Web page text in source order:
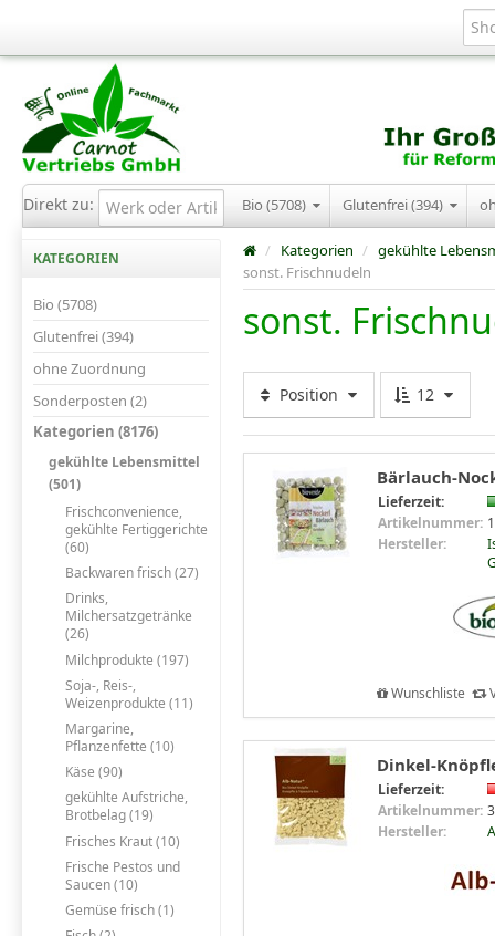
Direkt zu: Bio (5708) Glutenfrei (394)
KATEGORIEN
Bio (5708)
Glutenfrei (394)
ohne Zuordnung
Sonderposten (2)
Kategorien (8176)
gekühlte Lebensmittel
(501)
Frischconvenience,
gekühlte Fertiggerichte
(60)
Backwaren frisch (27)
Drinks,
Milchersatzgetränke
(26)
Milchprodukte (197)
Soja-, Reis-,
Weizenprodukte (11)
Margarine,
Pflanzenfette (10)
Käse (90)
gekühlte Aufstriche,
Brotbelag (19)
Frisches Kraut (10)
Frische Pestos und
Saucen (10)
Gemüse frisch (1)
/ Kategorien / gekühlte
sonst. Frischnudeln
sonst.
Position 12
Bärlauch-
Lieferzeit:
Artikelnummer:
Hersteller:
Wunschliste
Dinkel-
Lieferzeit:
Artikelnummer:
Hersteller: